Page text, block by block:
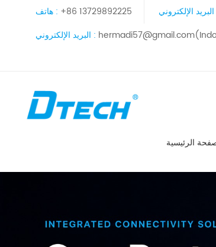
هاتف : +86 13729892225
البريد الإلكتروني :
الرئيسية